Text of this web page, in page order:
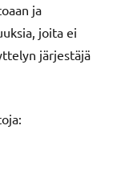
ja
joita ei
järjestäjä